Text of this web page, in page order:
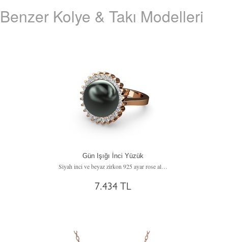
Benzer Kolye & Takı Modelleri
Gün Işığı İnci Yüzük
Siyah inci ve beyaz zirkon 925 ayar rose altın kaplama gümüş yüzük
7.434 TL